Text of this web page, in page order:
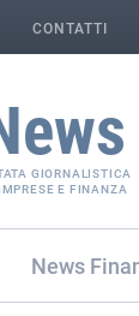
CONTATTI
GIORNALISTICA
E FINANZA